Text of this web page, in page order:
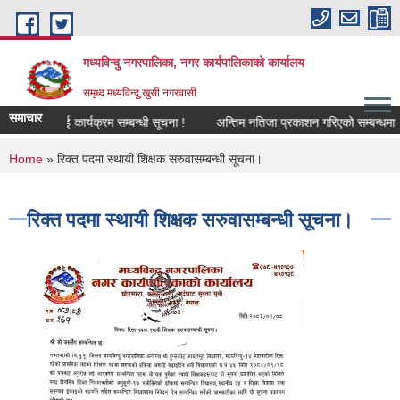
Skip to main content
मध्यविन्दु नगरपालिका, नगर कार्यपालिकाको कार्यालय
समृध्द मध्यविन्दु,खुसी नगरवासी
समाचार
सुनुवाई कार्यक्रम सम्बन्धी सूचना ! अन्तिम नतिजा प्रकाशन गरिएको सम्बन्धमा ।
You are here
Home » रिक्त पदमा स्थायी शिक्षक सरुवासम्बन्धी सूचना।
रिक्त पदमा स्थायी शिक्षक सरुवासम्बन्धी सूचना।